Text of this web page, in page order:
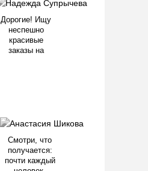
Дорогие! Ищу
неспешно
красивые
заказы на
Смотри, что
получается:
почти каждый